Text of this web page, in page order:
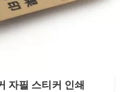
자필 스티커 인쇄